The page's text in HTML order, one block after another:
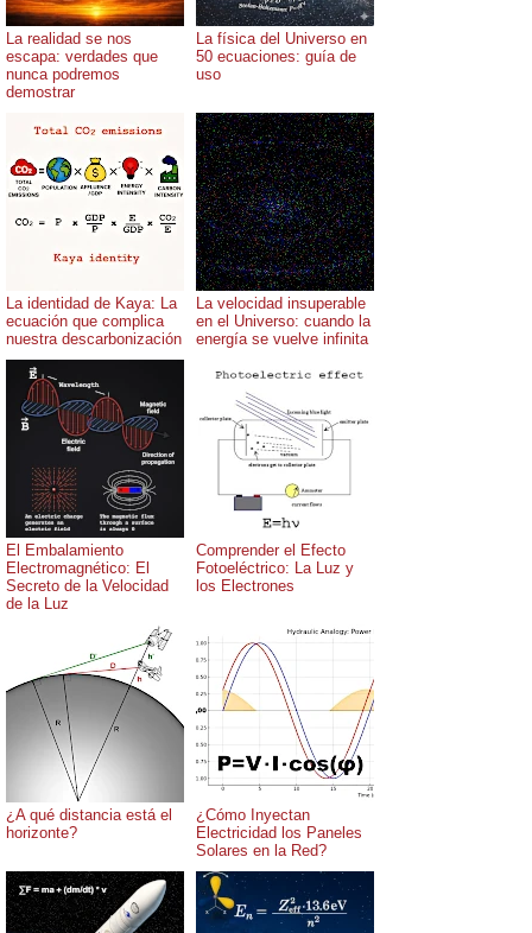
La realidad se nos
escapa: verdades que
nunca podremos
demostrar
La física del Universo en
50 ecuaciones: guía de
uso
La identidad de Kaya: La
ecuación que complica
nuestra descarbonización
La velocidad insuperable
en el Universo: cuando la
energía se vuelve infinita
El Embalamiento
Electromagnético: El
Secreto de la Velocidad
de la Luz
Comprender el Efecto
Fotoeléctrico: La Luz y
los Electrones
¿A qué distancia está el
horizonte?
¿Cómo Inyectan
Electricidad los Paneles
Solares en la Red?